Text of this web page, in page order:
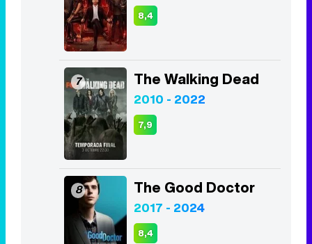
8,4
7 The Walking Dead
2010 - 2022
7,9
8 The Good Doctor
2017 - 2024
8,4